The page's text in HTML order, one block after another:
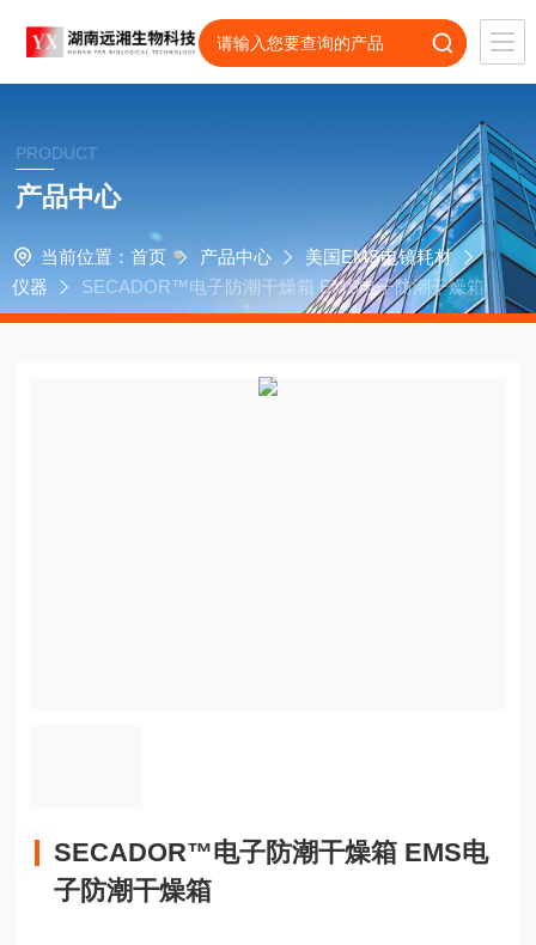
PRODUCT
产品中心
当前位置： 首页 产品中心
美国EMS电镜耗材
仪器
SECADOR™电子防潮干燥箱 EMS电子防潮干燥箱
SECADOR™电子防潮干燥箱 EMS电
子防潮干燥箱